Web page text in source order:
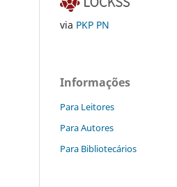
via PKP PN
Informações
Para Leitores
Para Autores
Para Bibliotecários